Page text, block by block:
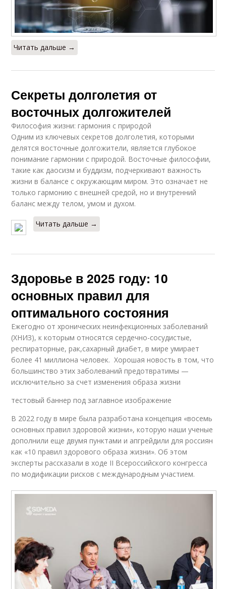
Читать дальше →
Секреты долголетия от
восточных долгожителей
Философия жизни: гармония с природой
Одним из ключевых секретов долголетия, которыми
делятся восточные долгожители, является глубокое
понимание гармонии с природой. Восточные философии,
такие как даосизм и буддизм, подчеркивают важность
жизни в балансе с окружающим миром. Это означает не
только гармонию с внешней средой, но и внутренний
баланс между телом, умом и духом.
Читать дальше →
Здоровье в 2025 году: 10
основных правил для
оптимального состояния
Ежегодно от хронических неинфекционных заболеваний
(ХНИЗ), к которым относятся сердечно-сосудистые,
респираторные, рак,сахарный диабет, в мире умирает
более 41 миллиона человек. Хорошая новость в том, что
большинство этих заболеваний предотвратимы —
исключительно за счет изменения образа жизни
тестовый баннер под заглавное изображение
В 2022 году в мире была разработана концепция «восемь
основных правил здоровой жизни», которую наши ученые
дополнили еще двумя пунктами и апгрейдили для россиян
как «10 правил здорового образа жизни». Об этом
эксперты рассказали в ходе II Всероссийского конгресса
по модификации рисков с международным участием.